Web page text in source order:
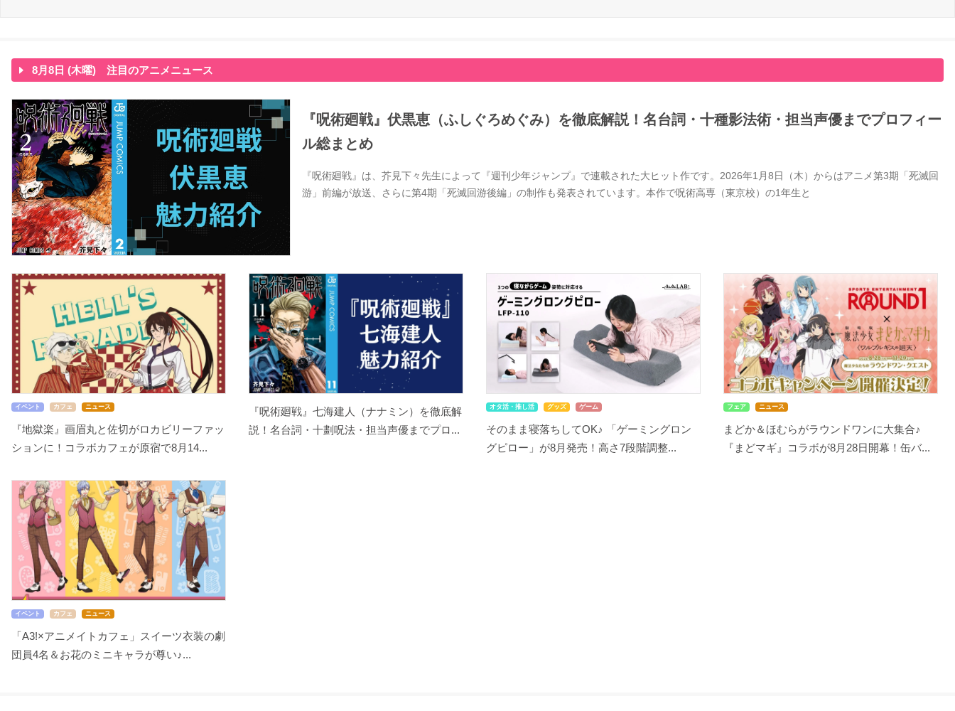
8月8日 (木曜) 注目のアニメニュース
『呪術廻戦』伏黒恵（ふしぐろめぐみ）を徹底解説！名台詞・十種影法術・担当声優までプロフィー
ル総まとめ
『呪術廻戦』は、芥見下々先生によって『週刊少年ジャンプ』で連載された大ヒット作です。2026年1月8日（木）からはアニメ第3期「死滅回
游」前編が放送、さらに第4期「死滅回游後編」の制作も発表されています。本作で呪術高専（東京校）の1年生と
イベント カフェ ニュース
『地獄楽』画眉丸と佐切がロカビリーファッ
ションに！コラボカフェが原宿で8月14...
『呪術廻戦』七海建人（ナナミン）を徹底解
説！名台詞・十劃呪法・担当声優までプロ...
オタ活・推し活 グッズ ゲーム
そのまま寝落ちしてOK♪ 「ゲーミングロン
グピロー」が8月発売！高さ7段階調整...
フェア ニュース
まどか＆ほむらがラウンドワンに大集合♪
『まどマギ』コラボが8月28日開幕！缶バ...
イベント カフェ ニュース
「A3!×アニメイトカフェ」スイーツ衣装の劇
団員4名＆お花のミニキャラが尊い♪...